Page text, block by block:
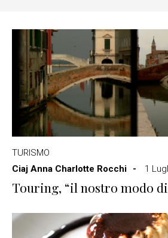
TURISMO
Ciaj Anna Charlotte Rocchi
1
Touring, “il nostro modo